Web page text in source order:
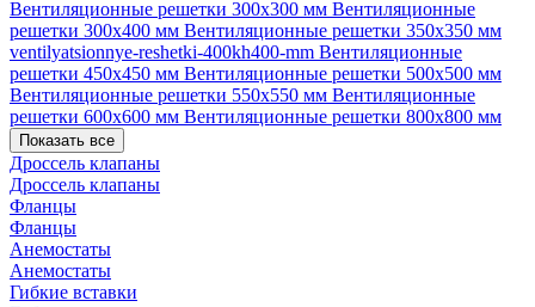
Вентиляционные решетки 300х300 мм Вентиляционные
решетки 300х400 мм Вентиляционные решетки 350х350 мм
ventilyatsionnye-reshetki-400kh400-mm Вентиляционные
решетки 450х450 мм Вентиляционные решетки 500х500 мм
Вентиляционные решетки 550х550 мм Вентиляционные
решетки 600х600 мм Вентиляционные решетки 800х800 мм
Показать все
Дроссель клапаны
Дроссель клапаны
Фланцы
Фланцы
Анемостаты
Анемостаты
Гибкие вставки